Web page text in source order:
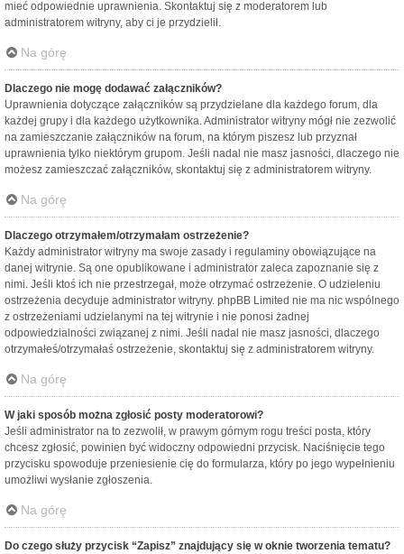
mieć odpowiednie uprawnienia. Skontaktuj się z moderatorem lub
administratorem witryny, aby ci je przydzielił.
Na górę
Dlaczego nie mogę dodawać załączników?
Uprawnienia dotyczące załączników są przydzielane dla każdego forum, dla
każdej grupy i dla każdego użytkownika. Administrator witryny mógł nie zezwolić
na zamieszczanie załączników na forum, na którym piszesz lub przyznał
uprawnienia tylko niektórym grupom. Jeśli nadal nie masz jasności, dlaczego nie
możesz zamieszczać załączników, skontaktuj się z administratorem witryny.
Na górę
Dlaczego otrzymałem/otrzymałam ostrzeżenie?
Każdy administrator witryny ma swoje zasady i regulaminy obowiązujące na
danej witrynie. Są one opublikowane i administrator zaleca zapoznanie się z
nimi. Jeśli ktoś ich nie przestrzegał, może otrzymać ostrzeżenie. O udzieleniu
ostrzeżenia decyduje administrator witryny. phpBB Limited nie ma nic wspólnego
z ostrzeżeniami udzielanymi na tej witrynie i nie ponosi żadnej
odpowiedzialności związanej z nimi. Jeśli nadal nie masz jasności, dlaczego
otrzymałeś/otrzymałaś ostrzeżenie, skontaktuj się z administratorem witryny.
Na górę
W jaki sposób można zgłosić posty moderatorowi?
Jeśli administrator na to zezwolił, w prawym górnym rogu treści posta, który
chcesz zgłosić, powinien być widoczny odpowiedni przycisk. Naciśnięcie tego
przycisku spowoduje przeniesienie cię do formularza, który po jego wypełnieniu
umożliwi wysłanie zgłoszenia.
Na górę
Do czego służy przycisk “Zapisz” znajdujący się w oknie tworzenia tematu?